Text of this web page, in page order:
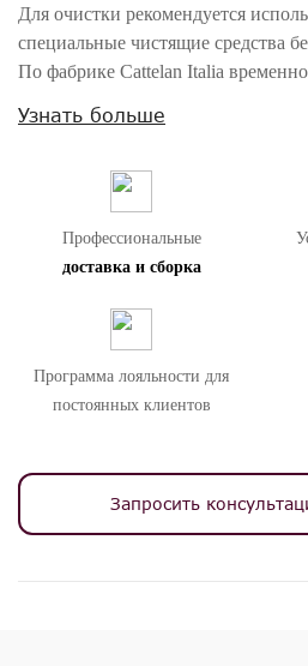
Для очистки рекомендуется
специальные чистящие средства
По фабрике Cattelan Italia
особенностей цветопередачи различных
Узнать больше
Профессиональные
доставка и сборка
Программа лояльности для
постоянных клиентов
Запросить